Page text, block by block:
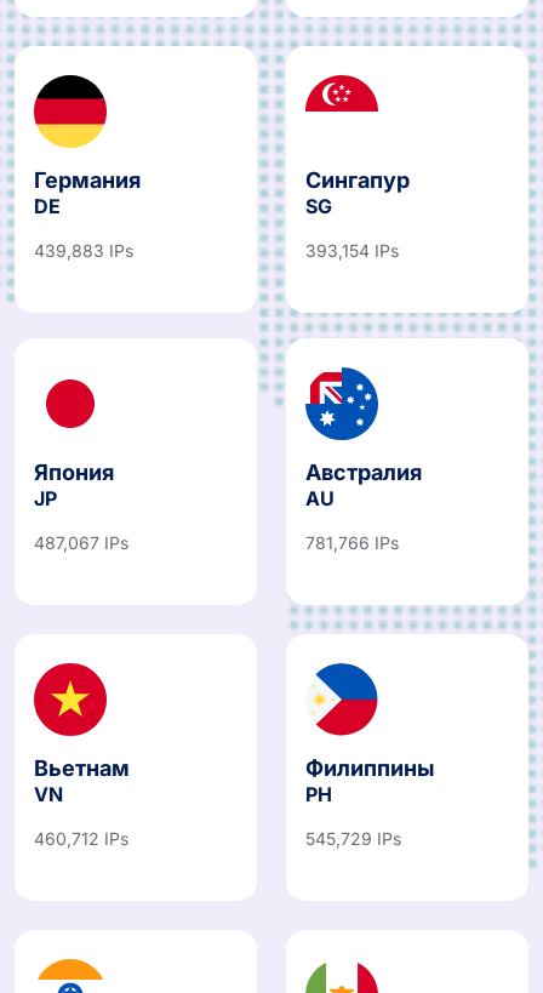
Германия
DE
439,883 IPs
Сингапур
SG
393,154 IPs
Япония
JP
487,067 IPs
Австралия
AU
781,766 IPs
Вьетнам
VN
460,712 IPs
Филиппины
PH
545,729 IPs